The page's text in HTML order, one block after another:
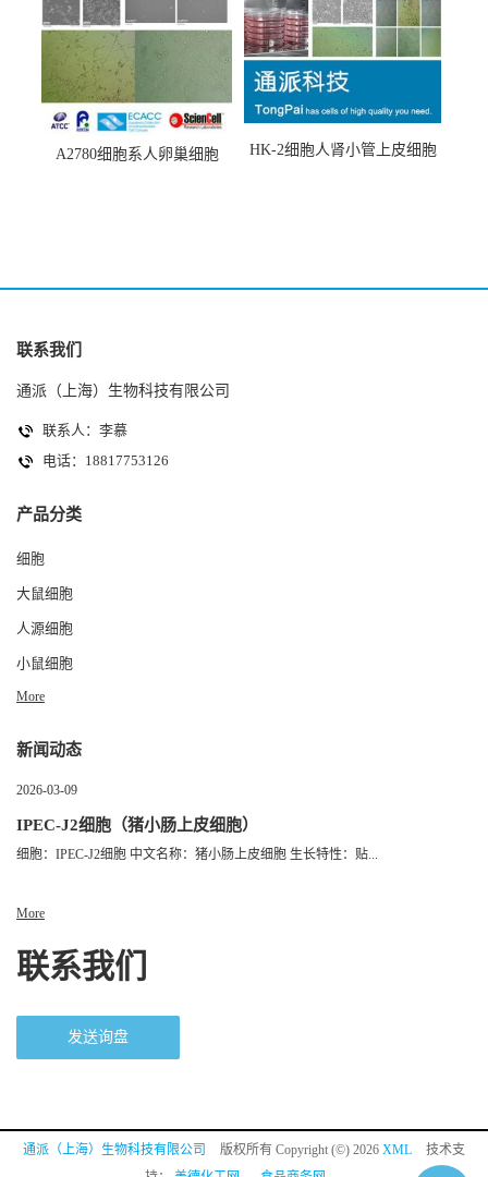
A2780细胞系人卵巢细胞
HK-2细胞人肾小管上皮细胞
联系我们
通派（上海）生物科技有限公司
联系人：李慕
电话：18817753126
产品分类
细胞
大鼠细胞
人源细胞
小鼠细胞
More
新闻动态
2026-03-09
IPEC-J2细胞（猪小肠上皮细胞）
细胞：IPEC-J2细胞 中文名称：猪小肠上皮细胞 生长特性：贴...
More
联系我们
发送询盘
通派（上海）生物科技有限公司 版权所有 Copyright (©) 2026 XML
技术支